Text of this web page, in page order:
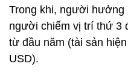
Trong khi, người hưởng
người chiếm vị trí thứ 3
từ đầu năm (tài sản
USD).